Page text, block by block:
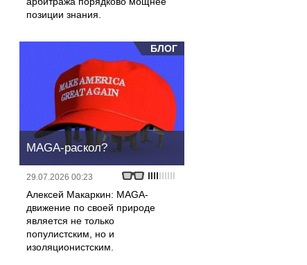
позиции знания.
БЛОГ
MAGA-раскол?
29.07.2026 00:23
Алексей Макаркин: MAGA-
движение по своей природе
является не только
популистским, но и
изоляционистским.